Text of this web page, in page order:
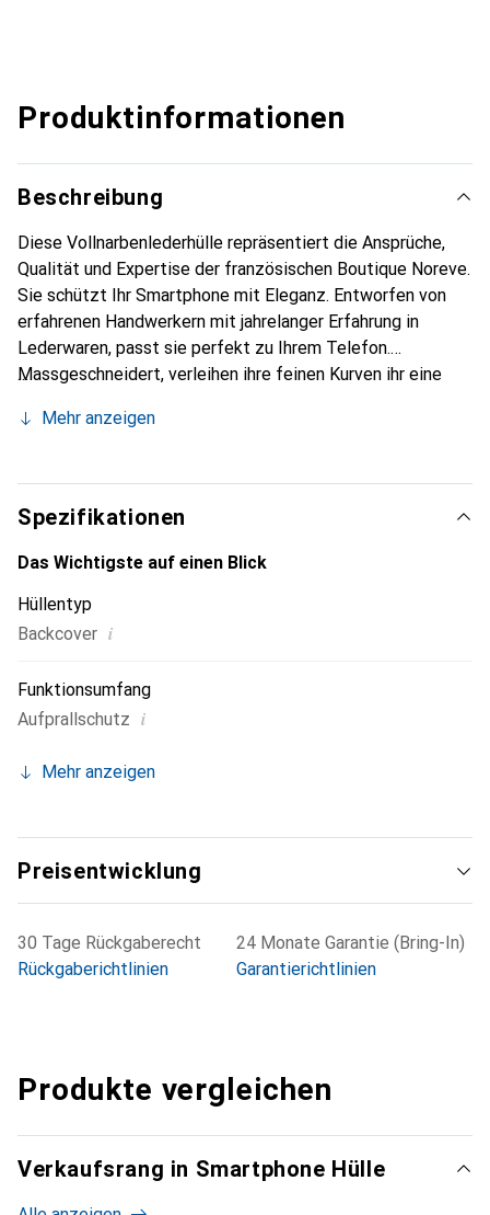
Produktinformationen
Beschreibung
Diese Vollnarbenlederhülle repräsentiert die Ansprüche,
Qualität und Expertise der französischen Boutique Noreve.
Sie schützt Ihr Smartphone mit Eleganz. Entworfen von
erfahrenen Handwerkern mit jahrelanger Erfahrung in
Lederwaren, passt sie perfekt zu Ihrem Telefon.
Massgeschneidert, verleihen ihre feinen Kurven ihr eine
unverzichtbaren Accessoire für Ihr Smartphone.
die Marke Noreve eine zuverlässige Wahl für eine
anspruchsvolle Kundschaft.
Mehr anzeigen
Spezifikationen
Das Wichtigste auf einen Blick
Hüllentyp
Backcover i
Funktionsumfang
Aufprallschutz i
Mehr anzeigen
Preisentwicklung
30 Tage Rückgaberecht
Rückgaberichtlinien
24 Monate Garantie (Bring-In)
Garantierichtlinien
Produkte vergleichen
Verkaufsrang in Smartphone Hülle